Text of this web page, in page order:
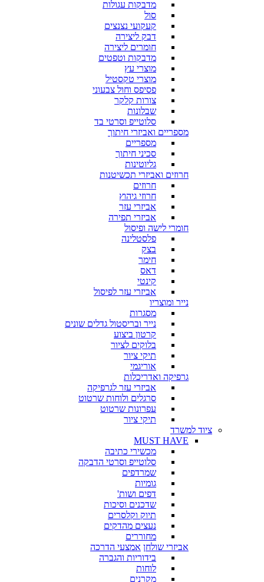
מדבקות עגולות
סול
קעקועי נצנצים
דבק ליצירה
חומרים ליצירה
מדבקות וטפטים
מוצרי עץ
מוצרי טקסטיל
פסיפס וחול צבעוני
צורות קלקר
שבלונות
סלוטייפ וסרטי בד
מספריים ואביזרי חיתוך
מספריים
סכיני חיתוך
גליוטינות
חרוזים ואביזרי תכשיטנות
חרוזים
חרוזי גיהוץ
אביזרי עזר
אביזרי תפירה
חומרי לישה ופיסול
פלסטלינה
בצק
חימר
דאס
קינטי
אביזרי עזר לפיסול
נייר ומוצריו
מסגרות
נייר ובריסטול גדלים שונים
קרטון ביצוע
בלוקים לציור
תיקי ציור
אוריגמי
גרפיקה ואדריכלות
אביזרי עזר לגרפיקה
סרגלים ולוחות שרטוט
עפרונות שרטוט
תיקי ציור
ציוד למשרד
MUST HAVE
מכשירי כתיבה
סלוטייפ וסרטי הדבקה
שמרדפים
גומיות
דפים ושות'
שדכנים וסיכות
תיוק וקלסרים
נעצים מהדקים
מחוררים
אביזרי שולחן אמצעי הדרכה
בידוריות והגברה
לוחות
מקרנים